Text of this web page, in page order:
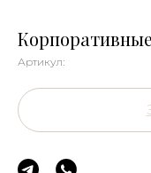
Артикул: